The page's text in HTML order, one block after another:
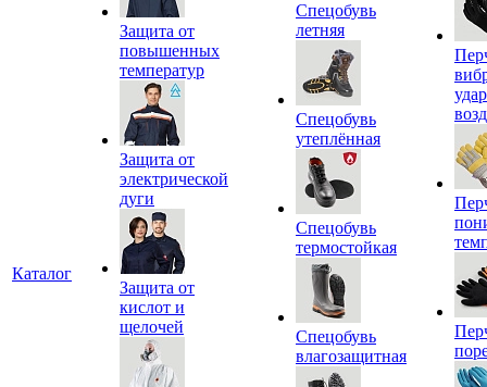
Каталог
Защита от
повышенных
температур
Защита от
электрической
дуги
Защита от
кислот и
щелочей
Спецобувь
летняя
Спецобувь
утеплённая
Спецобувь
термостойкая
Спецобувь
влагозащитная